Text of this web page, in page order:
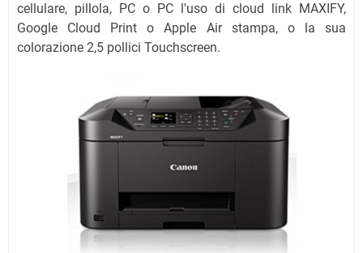
cellulare, pillola, PC o PC l'uso di cloud link MAXIFY,
Google Cloud Print o Apple Air stampa, o la sua
colorazione 2,5 pollici Touchscreen.